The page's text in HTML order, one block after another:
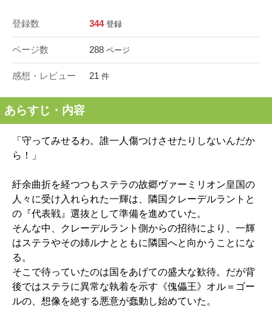
登録数 344 登録
ページ数 288 ページ
感想・レビュー 21 件
あらすじ・内容
「守ってみせるわ。誰一人傷つけさせたりしないんだか
ら！」
紆余曲折を経つつもステラの故郷ヴァーミリオン皇国の
人々に受け入れられた一輝は、隣国クレーデルラントと
の『代表戦』選抜として準備を進めていた。
そんな中、クレーデルラント側からの招待により、一輝
はステラやその姉ルナとともに隣国へと向かうことにな
る。
そこで待っていたのは国をあげての盛大な歓待。だが背
後ではステラに異常な執着を示す《傀儡王》オル＝ゴー
ルの、想像を絶する悪意が蠢動し始めていた。